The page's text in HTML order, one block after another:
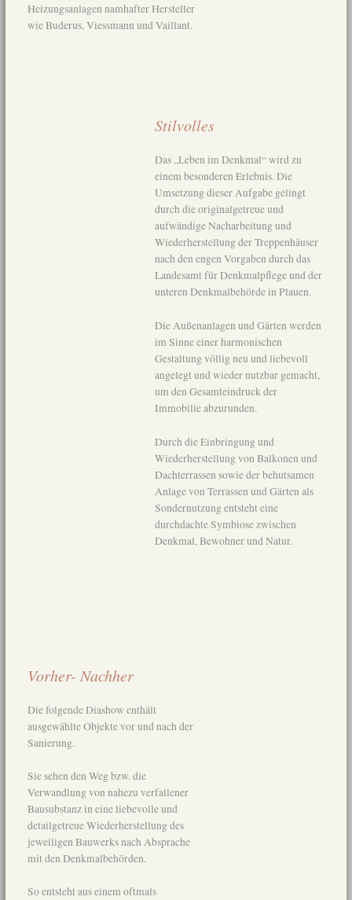
Heizungsanlagen namhafter Hersteller
wie Buderus, Viessmann und Vaillant.
Stilvolles
Das „Leben im Denkmal“ wird zu
einem besonderen Erlebnis. Die
Umsetzung dieser Aufgabe gelingt
durch die originalgetreue und
aufwändige Nacharbeitung und
Wiederherstellung der Treppenhäuser
nach den engen Vorgaben durch das
Landesamt für Denkmalpflege und der
unteren Denkmalbehörde in Plauen.
Die Außenanlagen und Gärten werden
im Sinne einer harmonischen
Gestaltung völlig neu und liebevoll
angelegt und wieder nutzbar gemacht,
um den Gesamteindruck der
Immobilie abzurunden.
Durch die Einbringung und
Wiederherstellung von Balkonen und
Dachterrassen sowie der behutsamen
Anlage von Terrassen und Gärten als
Sondernutzung entsteht eine
durchdachte Symbiose zwischen
Denkmal, Bewohner und Natur.
Vorher- Nachher
Die folgende Diashow enthält
ausgewählte Objekte vor und nach der
Sanierung.
Sie sehen den Weg bzw. die
Verwandlung von nahezu verfallener
Bausubstanz in eine liebevolle und
detailgetreue Wiederherstellung des
jeweiligen Bauwerks nach Absprache
mit den Denkmalbehörden.
So entsteht aus einem oftmals